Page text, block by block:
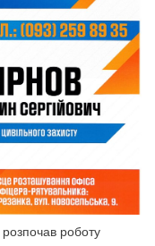
розпочав роботу